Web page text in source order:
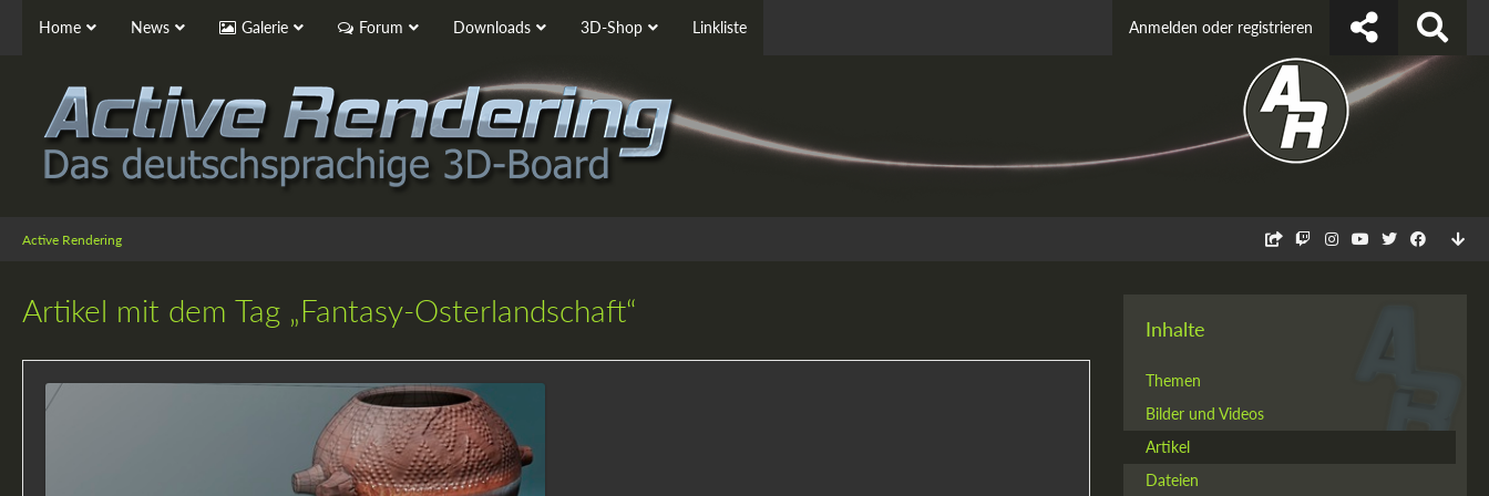
Home News Galerie Forum Downloads 3D-Shop Linkliste Anmelden oder registrieren
Active Rendering
Artikel mit dem Tag „Fantasy-Osterlandschaft“ Inhalte
Themen
Bilder und Videos
Artikel
Dateien